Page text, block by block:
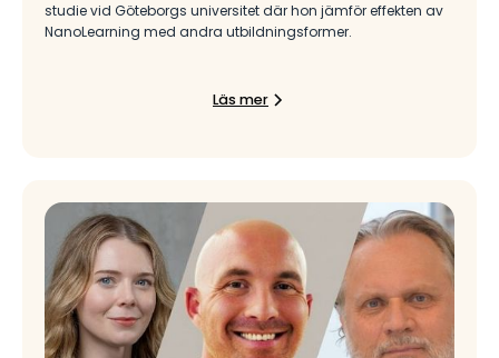
studie vid Göteborgs universitet där hon jämför effekten av
NanoLearning med andra utbildningsformer.
Läs mer